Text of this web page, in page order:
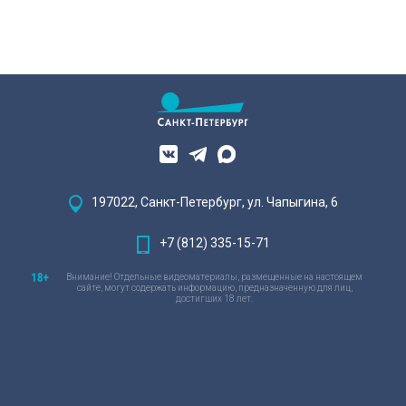
197022, Санкт-Петербург, ул. Чапыгина, 6
+7 (812) 335-15-71
Внимание! Отдельные видеоматериалы, размещенные на настоящем
сайте, могут содержать информацию, предназначенную для лиц,
достигших 18 лет.